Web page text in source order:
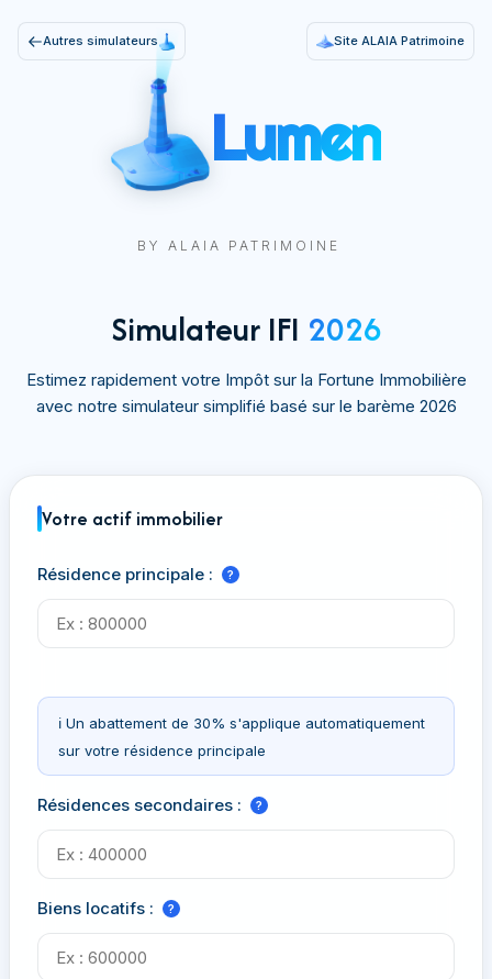
Autres simulateurs Site ALAIA Patrimoine
Lumen
BY ALAIA PATRIMOINE
Simulateur IFI 2026
Estimez rapidement votre Impôt sur la Fortune Immobilière
avec notre simulateur simplifié basé sur le barème 2026
Votre actif immobilier
Résidence principale : ?
ℹ️ Un abattement de 30% s'applique automatiquement
sur votre résidence principale
Résidences secondaires : ?
Biens locatifs : ?